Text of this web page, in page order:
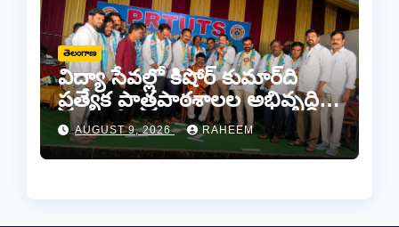
తెలంగాణ
విద్యా సేవల్లో కిషోర్ కుమార్‌ది
ప్రత్యేక పాత్రపాఠశాలల అభివృద్ధికి
“మనకోసం మనం” సంస్థ అండ –
కామారెడ్డిలో ఘన సన్మానం..
AUGUST 9, 2026 RAHEEM